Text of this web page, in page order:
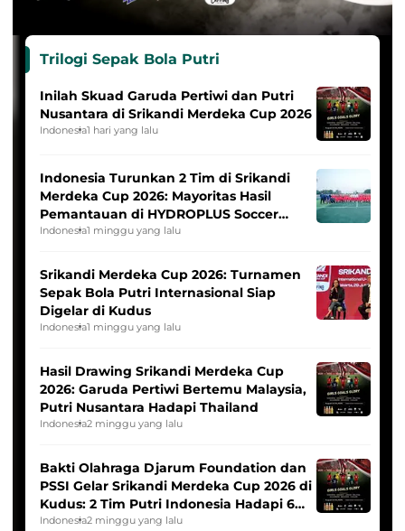
Trilogi Sepak Bola Putri
Inilah Skuad Garuda Pertiwi dan Putri
Nusantara di Srikandi Merdeka Cup 2026
Indonesia1 hari yang lalu
Indonesia Turunkan 2 Tim di Srikandi
Merdeka Cup 2026: Mayoritas Hasil
Pemantauan di HYDROPLUS Soccer
League
Indonesia1 minggu yang lalu
Srikandi Merdeka Cup 2026: Turnamen
Sepak Bola Putri Internasional Siap
Digelar di Kudus
Indonesia1 minggu yang lalu
Hasil Drawing Srikandi Merdeka Cup
2026: Garuda Pertiwi Bertemu Malaysia,
Putri Nusantara Hadapi Thailand
Indonesia2 minggu yang lalu
Bakti Olahraga Djarum Foundation dan
PSSI Gelar Srikandi Merdeka Cup 2026 di
Kudus: 2 Tim Putri Indonesia Hadapi 6
Tim Asia
Indonesia2 minggu yang lalu